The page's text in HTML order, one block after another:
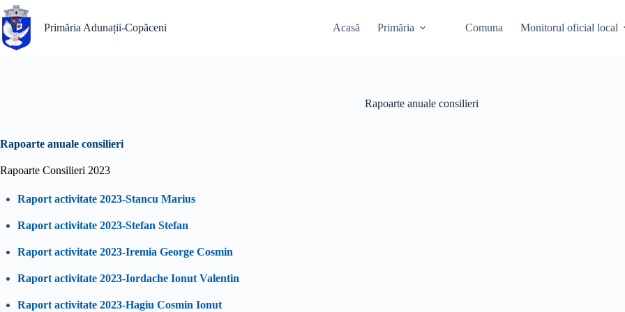
Sari
la
conținut
Primăria Adunații-Copăceni Acasă Primăria Comuna Monitorul oficial local
Rapoarte anuale consilieri
Rapoarte anuale consilieri
Rapoarte Consilieri 2023
Raport activitate 2023-Stancu Marius
Raport activitate 2023-Stefan Stefan
Raport activitate 2023-Iremia George Cosmin
Raport activitate 2023-Iordache Ionut Valentin
Raport activitate 2023-Hagiu Cosmin Ionut